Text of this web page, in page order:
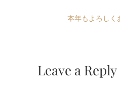
本年もよろしく
Leave a Reply